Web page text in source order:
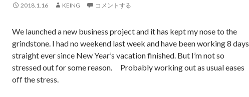
2018.1.16 KEING コメントする
We launched a new business project and it has kept my nose to the
grindstone. I had no weekend last week and have been working 8 days
straight ever since New Year’s vacation finished. But I’m not so
stressed out for some reason. Probably working out as usual eases
off the stress.